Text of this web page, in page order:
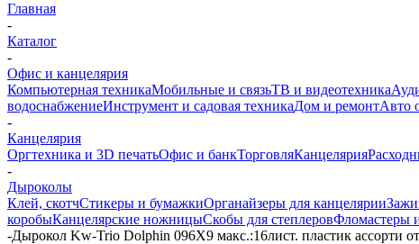
Главная
-
Каталог
-
Офис и канцелярия
Компьютерная техникаМобильные и связьТВ и видеотехника
водоснабжениеИнструмент и садовая техникаДом и ремонтАвто
-
Канцелярия
Оргтехника и 3D печатьОфис и банкТорговляКанцелярия
-
Дыроколы
Клей, скотчСтикеры и бумажкиОрганайзеры для канцелярии
коробыКанцелярские ножницыСкобы для степлеровФломастеры
-Дырокол Kw-Trio Dolphin 096X9 макс.:16лист. пластик ассорти